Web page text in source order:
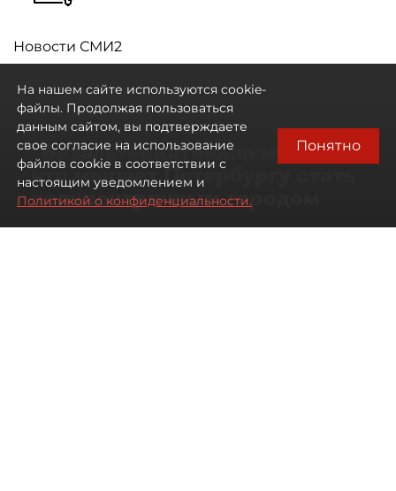
Новости СМИ2
"Безальтернативная модель":
что мешает Петербургу стать
полицентричным городом
На нашем сайте используются cookie-
файлы. Продолжая пользоваться
данным сайтом, вы подтверждаете
свое согласие на использование
файлов cookie в соответствии с
настоящим уведомлением и
Политикой о конфиденциальности.
Понятно